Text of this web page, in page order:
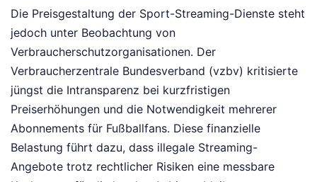
Die Preisgestaltung der Sport-Streaming-Dienste steht
jedoch unter Beobachtung von
Verbraucherschutzorganisationen. Der
Verbraucherzentrale Bundesverband (vzbv) kritisierte
jüngst die Intransparenz bei kurzfristigen
Preiserhöhungen und die Notwendigkeit mehrerer
Abonnements für Fußballfans. Diese finanzielle
Belastung führt dazu, dass illegale Streaming-
Angebote trotz rechtlicher Risiken eine messbare